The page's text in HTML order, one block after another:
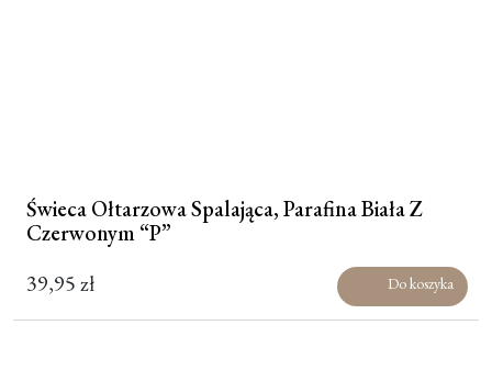
Świeca Ołtarzowa Spalająca, Parafina Biała Z
Czerwonym “P”
39,95zł Do koszyka